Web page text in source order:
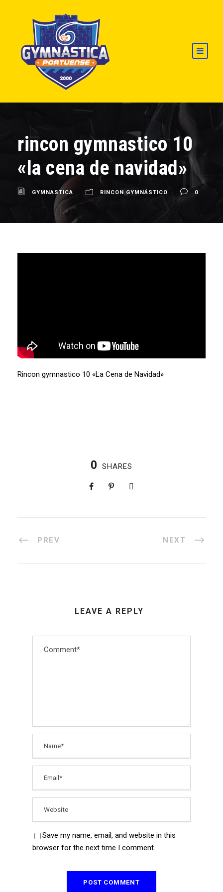
rincon gymnastico 10
«la cena de navidad»
GYMNASTICA RINCON GYMNÁSTICO 0
Rincon gymnastico 10 «La Cena de Navidad»
0 SHARES
PREV NEXT
LEAVE A REPLY
Save my name, email, and website in this
browser for the next time I comment.